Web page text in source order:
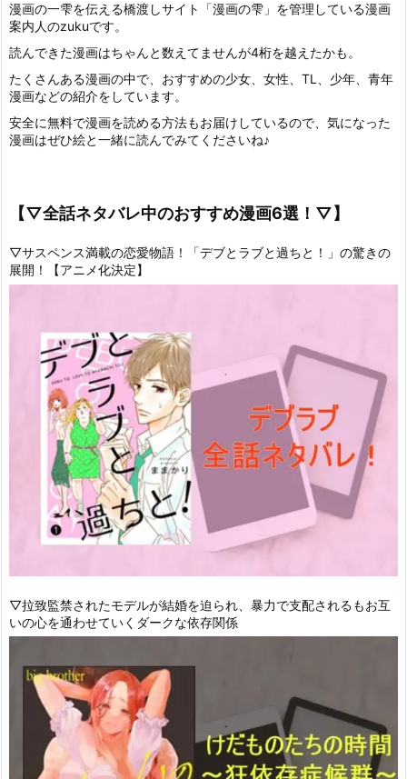
漫画の一雫を伝える橋渡しサイト「漫画の雫」を管理している漫画
案内人のzukuです。
読んできた漫画はちゃんと数えてませんが4桁を越えたかも。
たくさんある漫画の中で、おすすめの少女、女性、TL、少年、青年
漫画などの紹介をしています。
安全に無料で漫画を読める方法もお届けしているので、気になった
漫画はぜひ絵と一緒に読んでみてくださいね♪
【▽全話ネタバレ中のおすすめ漫画6選！▽】
▽サスペンス満載の恋愛物語！「デブとラブと過ちと！」の驚きの
展開！【アニメ化決定】
▽拉致監禁されたモデルが結婚を迫られ、暴力で支配されるもお互
いの心を通わせていくダークな依存関係